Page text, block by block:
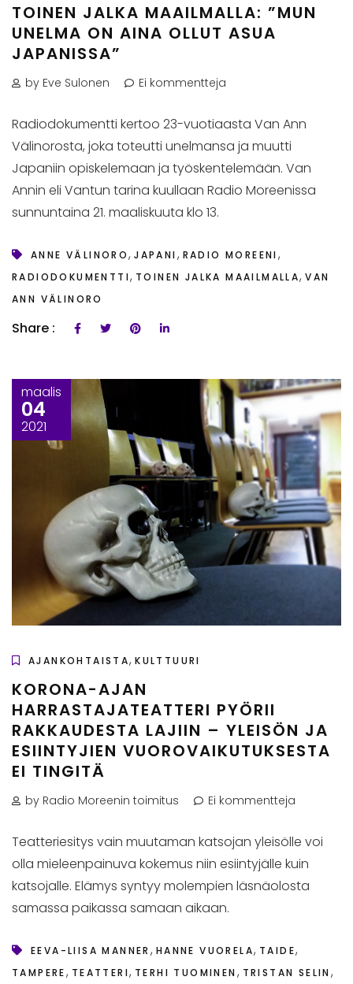
TOINEN JALKA MAAILMALLA: ”MUN
UNELMA ON AINA OLLUT ASUA
JAPANISSA”
by Eve Sulonen Ei kommentteja
Radiodokumentti kertoo 23-vuotiaasta Van Ann
Välinorosta, joka toteutti unelmansa ja muutti
Japaniin opiskelemaan ja työskentelemään. Van
Annin eli Vantun tarina kuullaan Radio Moreenissa
sunnuntaina 21. maaliskuuta klo 13.
ANNE VÄLINORO,JAPANI, RADIO MOREENI,
RADIODOKUMENTTI, TOINEN JALKA MAAILMALLA,VAN
ANN VÄLINORO
Share :
maalis
04
2021
AJANKOHTAISTA,KULTTUURI
KORONA-AJAN
HARRASTAJATEATTERI PYÖRII
RAKKAUDESTA LAJIIN – YLEISÖN JA
ESIINTYJIEN VUOROVAIKUTUKSESTA
EI TINGITÄ
by Radio Moreenin toimitus Ei kommentteja
Teatteriesitys vain muutaman katsojan yleisölle voi
olla mieleenpainuva kokemus niin esiintyjälle kuin
katsojalle. Elämys syntyy molempien läsnäolosta
samassa paikassa samaan aikaan.
EEVA-LIISA MANNER , HANNE VUORELA, TAIDE,
TAMPERE, TEATTERI, TERHI TUOMINEN , TRISTAN SELIN ,